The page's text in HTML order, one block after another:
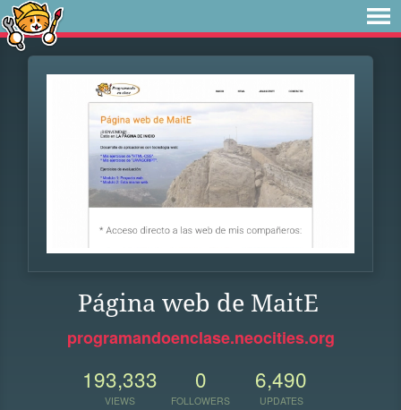
Página web de MaitE
programandoenclase.neocities.org
193,333
VIEWS
0
FOLLOWERS
6,490
UPDATES